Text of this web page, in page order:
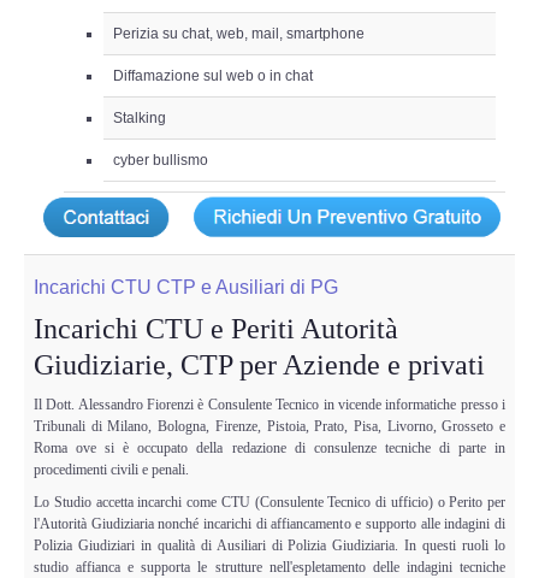
Perizia su chat, web, mail, smartphone
Diffamazione sul web o in chat
Stalking
cyber bullismo
Incarichi CTU CTP e Ausiliari di PG
Incarichi CTU e Periti Autorità
Giudiziarie, CTP per Aziende e privati
Il Dott. Alessandro Fiorenzi è Consulente Tecnico in vicende informatiche presso i
Tribunali di Milano, Bologna, Firenze, Pistoia, Prato, Pisa, Livorno, Grosseto e
Roma ove si è occupato della redazione di consulenze tecniche di parte in
procedimenti civili e penali.
Lo Studio accetta incarchi come CTU (Consulente Tecnico di ufficio) o Perito per
l'Autorità Giudiziaria nonché incarichi di affiancamento e supporto alle indagini di
Polizia Giudiziari in qualità di Ausiliari di Polizia Giudiziaria. In questi ruoli lo
studio affianca e supporta le strutture nell'espletamento delle indagini tecniche